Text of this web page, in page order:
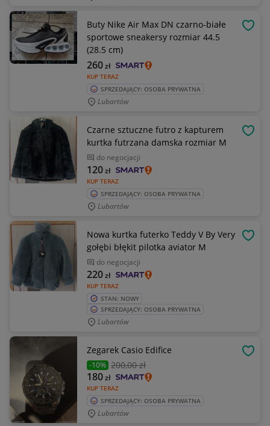
Buty Nike Air Max DN czarno-białe
sportowe sneakersy rozmiar 44.5
(28.5 cm)
KUP TERAZ
260zł
SPRZEDAJĄCY: OSOBA PRYWATNA
Lubartów
Czarne sztuczne futro z kapturem
kurtka futrzana damska rozmiar M
do negocjacji
KUP TERAZ
120zł
SPRZEDAJĄCY: OSOBA PRYWATNA
Lubartów
Nowa kurtka futerko Teddy V By Very
gołębi błękit pilotka aviator M
do negocjacji
KUP TERAZ
220zł
STAN: NOWY
SPRZEDAJĄCY: OSOBA PRYWATNA
Lubartów
Zegarek Casio Edifice
-10% 200,00 zł
KUP TERAZ
180zł
SPRZEDAJĄCY: OSOBA PRYWATNA
Lubartów